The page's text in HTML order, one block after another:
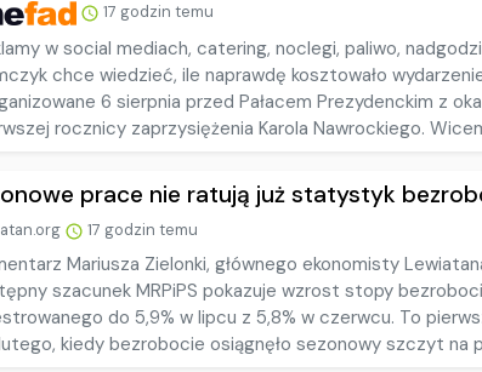
17 godzin temu
w social mediach, catering, noclegi, paliwo,
chce wiedzieć, ile naprawdę kosztowało
6 sierpnia przed Pałacem Prezydenckim z
rocznicy zaprzysiężenia Karola Nawrockiego.
prace nie ratują już statystyk
17 godzin temu
Mariusza Zielonki, głównego ekonomisty
szacunek MRPiPS pokazuje wzrost stopy
do 5,9% w lipcu z 5,8% w czerwcu. To
kiedy bezrobocie osiągnęło sezonowy szczyt na